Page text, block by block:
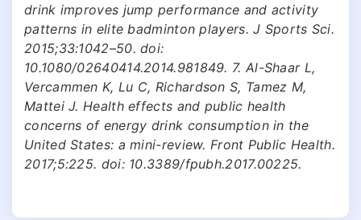
drink improves jump performance and activity
patterns in elite badminton players. J Sports Sci.
2015;33:1042–50. doi:
10.1080/02640414.2014.981849. 7. Al-Shaar L,
Vercammen K, Lu C, Richardson S, Tamez M,
Mattei J. Health effects and public health
concerns of energy drink consumption in the
United States: a mini-review. Front Public Health.
2017;5:225. doi: 10.3389/fpubh.2017.00225.